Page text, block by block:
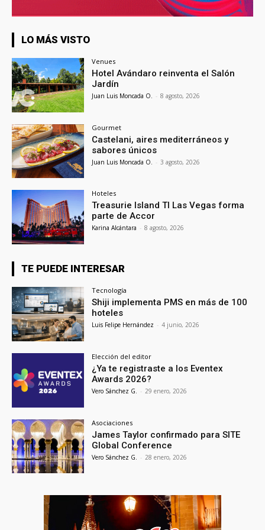
LO MÁS VISTO
Venues
Hotel Avándaro reinventa el Salón
Jardín
Juan Luis Moncada O. - 8 agosto, 2026
Gourmet
Castelani, aires mediterráneos y
sabores únicos
Juan Luis Moncada O. - 3 agosto, 2026
Hoteles
Treasurie Island TI Las Vegas forma
parte de Accor
Karina Alcántara - 8 agosto, 2026
TE PUEDE INTERESAR
Tecnología
Shiji implementa PMS en más de 100
hoteles
Luis Felipe Hernández - 4 junio, 2026
Elección del editor
¿Ya te registraste a los Eventex
Awards 2026?
Vero Sánchez G. - 29 enero, 2026
Asociaciones
James Taylor confirmado para SITE
Global Conference
Vero Sánchez G. - 28 enero, 2026